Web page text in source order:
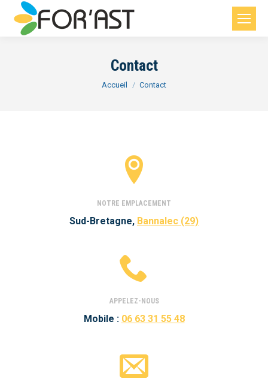
Contact
Vous êtes ici :
Accueil Contact
NOTRE EMPLACEMENT
Sud-Bretagne, Bannalec (29)
APPELEZ-NOUS
Mobile : 06 63 31 55 48